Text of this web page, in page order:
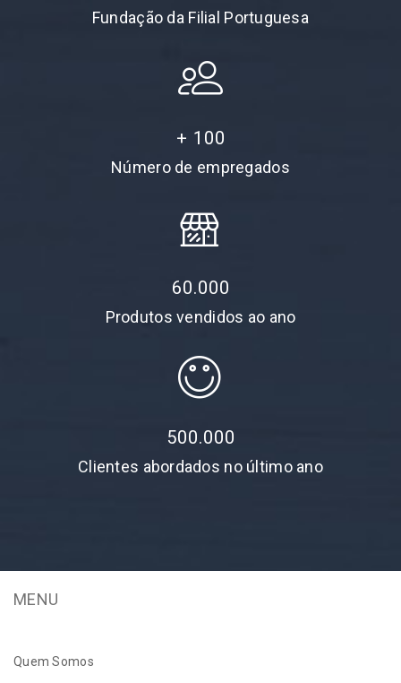
Fundação da Filial Portuguesa
+ 100
Número de empregados
60.000
Produtos vendidos ao ano
500.000
Clientes abordados no último ano
MENU
Quem Somos